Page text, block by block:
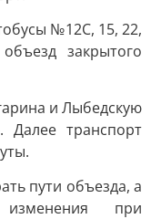
№12С, 15, 22,
закрытого
и Лыбедскую
Далее транспорт
пути объезда, а
при